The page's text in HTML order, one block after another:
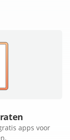
apps voor